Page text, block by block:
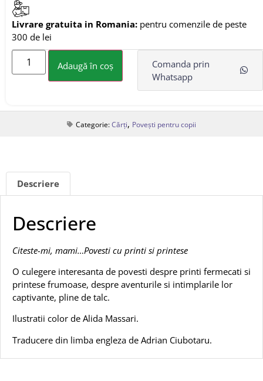
Livrare gratuita in Romania: pentru comenzile de peste
300 de lei
Adaugă în coș
Comanda prin
Whatsapp
Categorie:Cărți, Povești pentru copii
Descriere
Descriere
Citeste-mi, mami…Povesti cu printi si printese
O culegere interesanta de povesti despre printi fermecati si
printese frumoase, despre aventurile si intimplarile lor
captivante, pline de talc.
Ilustratii color de Alida Massari.
Traducere din limba engleza de Adrian Ciubotaru.